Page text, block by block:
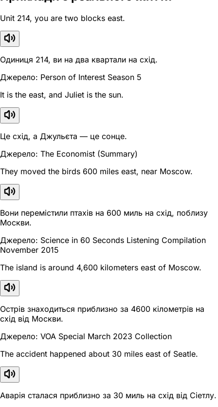
Unit 214, you are two blocks east.
Одиниця 214, ви на два квартали на схід.
Джерело: Person of Interest Season 5
It is the east, and Juliet is the sun.
Це схід, а Джульєта — це сонце.
Джерело: The Economist (Summary)
They moved the birds 600 miles east, near Moscow.
Вони перемістили птахів на 600 миль на схід, поблизу
Москви.
Джерело: Science in 60 Seconds Listening Compilation
November 2015
The island is around 4,600 kilometers east of Moscow.
Острів знаходиться приблизно за 4600 кілометрів на
схід від Москви.
Джерело: VOA Special March 2023 Collection
The accident happened about 30 miles east of Seatle.
Аварія сталася приблизно за 30 миль на схід від Сіетлу.